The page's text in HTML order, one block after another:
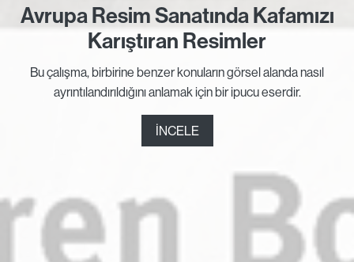
Avrupa Resim Sanatında Kafamızı
Karıştıran Resimler
Bu çalışma, birbirine benzer konuların görsel alanda nasıl
ayrıntılandırıldığını anlamak için bir ipucu eserdir.
İNCELE